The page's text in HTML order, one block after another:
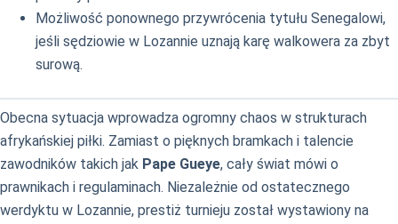
Możliwość ponownego przywrócenia tytułu Senegalowi,
jeśli sędziowie w Lozannie uznają karę walkowera za zbyt
surową.
Obecna sytuacja wprowadza ogromny chaos w strukturach
afrykańskiej piłki. Zamiast o pięknych bramkach i talencie
zawodników takich jak Pape Gueye, cały świat mówi o
prawnikach i regulaminach. Niezależnie od ostatecznego
werdyktu w Lozannie, prestiż turnieju został wystawiony na